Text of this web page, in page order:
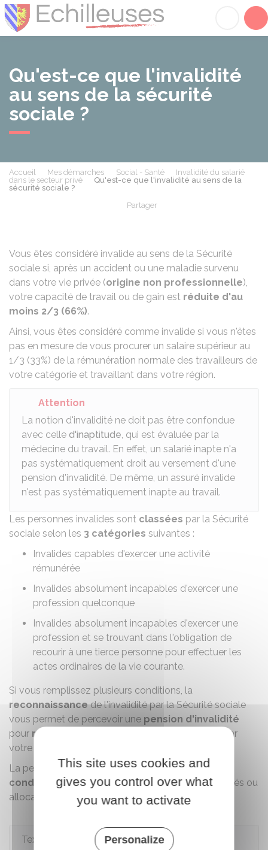
Qu'est-ce que l'invalidité
au sens de la sécurité
sociale ?
Accueil Mes démarches Social - Santé
Invalidité du salarié
dans le secteur privé
Qu'est-ce que l'invalidité au sens de la
sécurité sociale ?
Partager
Vous êtes considéré invalide au sens de la Sécurité
sociale si, après un accident ou une maladie survenu
dans votre vie privée (origine non professionnelle),
votre capacité de travail ou de gain est réduite d'au
moins 2/3 (66%).
Ainsi, vous êtes considéré comme invalide si vous n'êtes
pas en mesure de vous procurer un salaire supérieur au
1/3 (33%) de la rémunération normale des travailleurs de
votre catégorie et travaillant dans votre région.
Attention
La notion d'invalidité ne doit pas être confondue
avec celle d'inaptitude, qui est évaluée par la
médecine du travail. En effet, un salarié inapte n'a
pas systématiquement droit au versement d'une
pension d'invalidité. De même, un assuré invalide
n'est pas systématiquement inapte au travail.
Les personnes invalides sont classées par la Sécurité
sociale selon les 3 catégories suivantes :
Invalides capables d'exercer une activité
rémunérée
Invalides absolument incapables d'exercer une
profession quelconque
Invalides absolument incapables d'exercer une
profession et se trouvant dans l'obligation de
recourir à une tierce personne pour effectuer les
actes ordinaires de la vie courante.
Si vous remplissez plusieurs conditions, la
reconnaissancede l'invalidité par la Sécurité sociale
vous permet de percevoir une pension d'invalidité
pour remplacer la perte de salaire
entraînée par
votre état de santé.
La pension d'invalidité peut,sous certaines
conditions, êtrecumulable avec d'autres indemnités ou
allocations
Textes de référence
This site uses cookies and
gives you control over what
you want to activate
Personalize